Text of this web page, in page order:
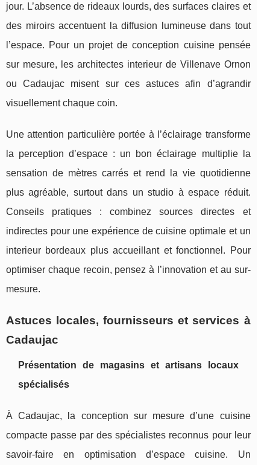
jour. L’absence de rideaux lourds, des surfaces claires et
des miroirs accentuent la diffusion lumineuse dans tout
l’espace. Pour un projet de conception cuisine pensée
sur mesure, les architectes interieur de Villenave Ornon
ou Cadaujac misent sur ces astuces afin d’agrandir
visuellement chaque coin.
Une attention particulière portée à l’éclairage transforme
la perception d’espace : un bon éclairage multiplie la
sensation de mètres carrés et rend la vie quotidienne
plus agréable, surtout dans un studio à espace réduit.
Conseils pratiques : combinez sources directes et
indirectes pour une expérience de cuisine optimale et un
interieur bordeaux plus accueillant et fonctionnel. Pour
optimiser chaque recoin, pensez à l’innovation et au sur-
mesure.
Astuces locales, fournisseurs et services à
Cadaujac
Présentation de magasins et artisans locaux
spécialisés
À Cadaujac, la conception sur mesure d’une cuisine
compacte passe par des spécialistes reconnus pour leur
savoir-faire en optimisation d’espace cuisine. Un